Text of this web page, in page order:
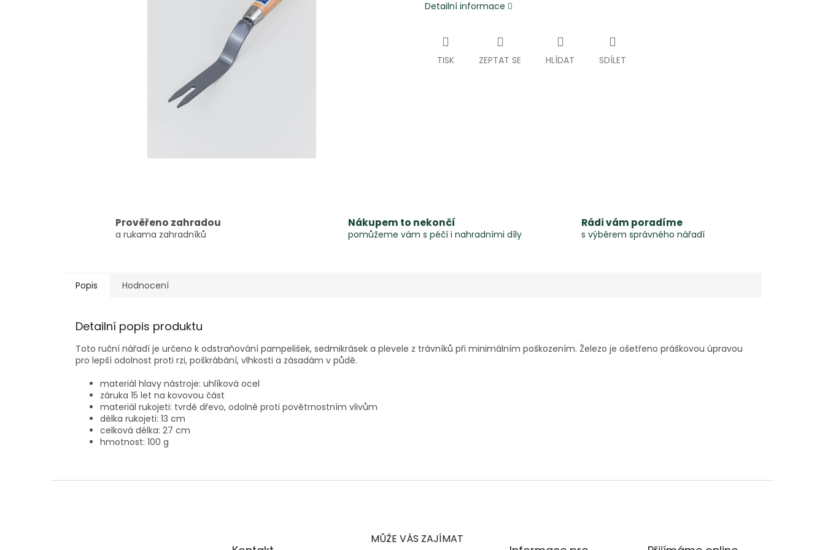
Detailní informace
TISK ZEPTAT SE HLÍDAT SDÍLET
Prověřeno zahradou
a rukama zahradníků
Nákupem to nekončí
pomůžeme vám s péčí i nahradními díly
Rádi vám poradíme
s výběrem správného nářadí
Popis Hodnocení
Detailní popis produktu
Toto ruční nářadí je určeno k odstraňování pampelišek, sedmikrásek a plevele z trávníků při minimálním poškozením. Železo je ošetřeno práškovou úpravou
pro lepší odolnost proti rzi, poškrábání, vlhkosti a zásadám v půdě.
materiál hlavy nástroje: uhlíková ocel
záruka 15 let na kovovou část
materiál rukojeti: tvrdé dřevo, odolné proti povětrnostním vlivům
délka rukojeti: 13 cm
celková délka: 27 cm
hmotnost: 100 g
MŮŽE VÁS ZAJÍMAT